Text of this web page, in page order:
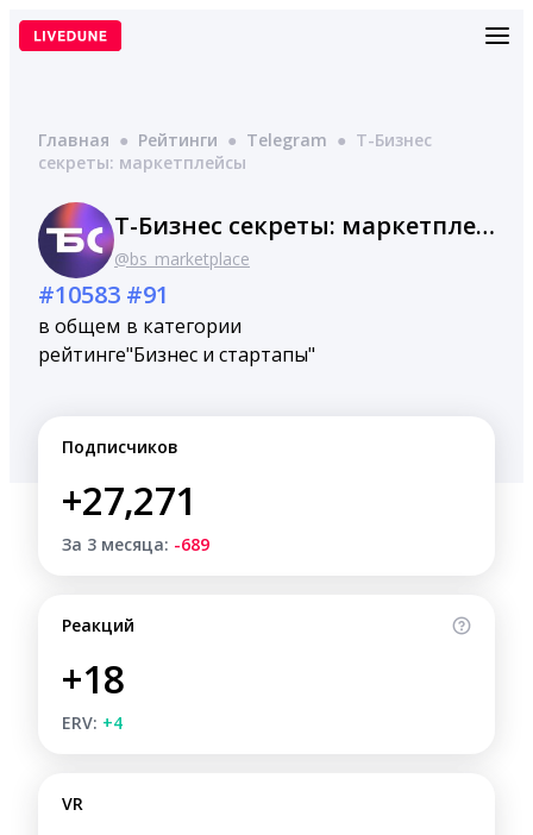
Перейти
Главная ● Рейтинги ● Telegram ● Т-Бизнес
секреты: маркетплейсы
Т-Бизнес секреты: маркетплейсы
@bs_marketplace
#10583
в общем
рейтинге
#91
в категории
"Бизнес и стартапы"
Подписчиков
+27,271
За 3 месяца: -689
Реакций
+18
ERV: +4
VR